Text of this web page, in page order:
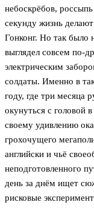
небоскрёбов,
секунду жизнь
Гонконг. Но так было
выглядел совсем по-
электрическим
солдаты. Именно в
году, где три месяца
окунуться с головой
своему удивлению
грохочущего
английски и чьё
неподготовленного
день за днём ищет
рисковые